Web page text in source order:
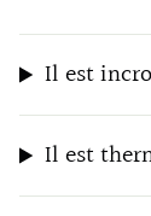
Il est
Il est